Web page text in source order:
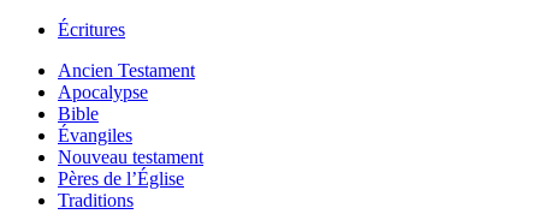
Écritures
Ancien Testament
Apocalypse
Bible
Évangiles
Nouveau testament
Pères de l’Église
Traditions